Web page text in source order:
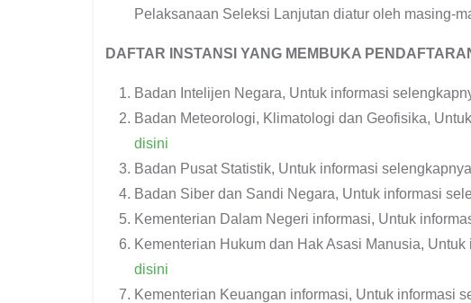
Pelaksanaan Seleksi Lanjutan diatur oleh masing-
DAFTAR INSTANSI YANG MEMBUKA
Badan Intelijen Negara, Untuk informasi
Badan Meteorologi, Klimatologi dan Geofisika,
disini
Badan Pusat Statistik, Untuk informasi
Badan Siber dan Sandi Negara, Untuk informasi
Kementerian Dalam Negeri informasi, Untuk
Kementerian Hukum dan Hak Asasi Manusia,
disini
Kementerian Keuangan informasi, Untuk informasi